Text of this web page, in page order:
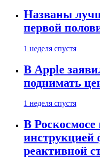
Названы
первой
1 неделя спустя
В Apple
поднимать
1 неделя спустя
В Роскосмосе
инструкцией
реактивной